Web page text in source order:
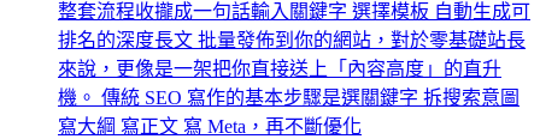
整套流程收攏成一句話輸入關鍵字 選擇模板 自動生成可
排名的深度長文 批量發佈到你的網站，對於零基礎站長
來說，更像是一架把你直接送上「內容高度」的直升
機。 傳統 SEO 寫作的基本步驟是選關鍵字 拆搜索意圖
寫大綱 寫正文 寫 Meta，再不斷優化